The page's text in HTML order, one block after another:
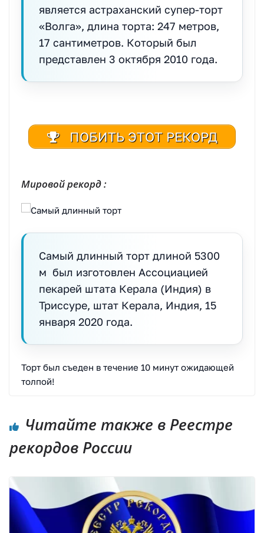
является астраханский супер-торт
«Волга», длина торта: 247 метров,
17 сантиметров. Который был
представлен 3 октября 2010 года.
ПОБИТЬ ЭТОТ РЕКОРД
Мировой рекорд :
Самый длинный торт длиной 5300
м был изготовлен Ассоциацией
пекарей штата Керала (Индия) в
Триссуре, штат Керала, Индия, 15
января 2020 года.
Торт был съеден в течение 10 минут ожидающей
толпой!
Читайте также в Реестре
рекордов России